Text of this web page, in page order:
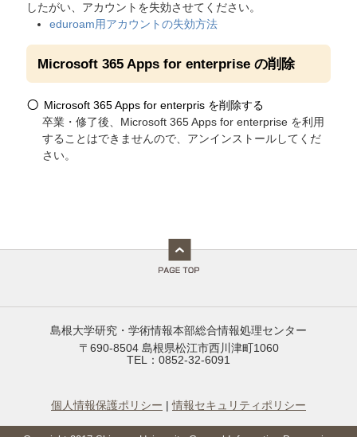
したがい、アカウントを失効させてください。
eduroam用アカウントの失効方法
Microsoft 365 Apps for enterprise の削除
Microsoft 365 Apps for enterpris を削除する
卒業・修了後、Microsoft 365 Apps for enterprise を利用
することはできませんので、アンインストールしてくだ
さい。
島根大学研究・学術情報本部総合情報処理センター
〒690-8504 島根県松江市西川津町1060
TEL：0852-32-6091
個人情報保護ポリシー |情報セキュリティポリシー